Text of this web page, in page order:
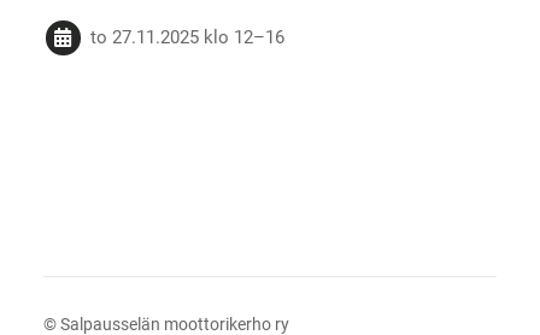
to 27.11.2025 klo 12–16
©Salpausselän moottorikerho ry